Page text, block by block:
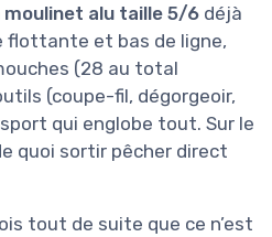
moulinet alu taille 5/6 déjà
flottante et bas de ligne,
(28 au total
(coupe-fil, dégorgeoir,
qui englobe tout. Sur le
quoi sortir pêcher direct
tout de suite que ce n’est